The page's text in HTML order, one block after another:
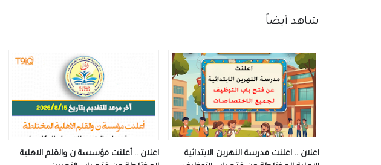
شاهد أيضاً
اعلان .. اعلنت مدرسة النهرين الابتدائية
اعلان .. أعلنت مؤسسة ن والقلم الاهلية